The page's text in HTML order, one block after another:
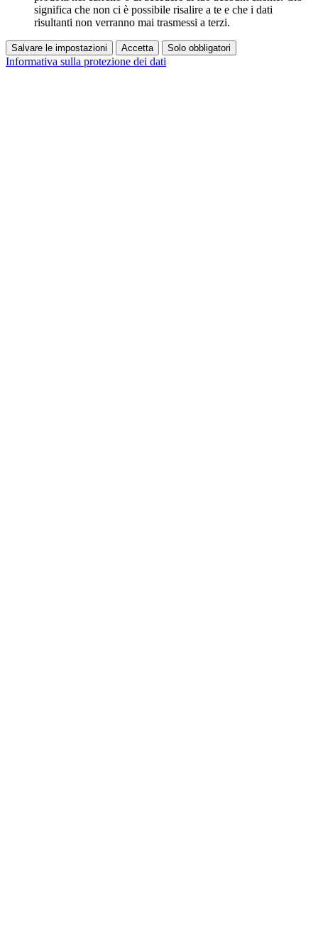
significa che non ci è possibile risalire a te e che i dati
risultanti non verranno mai trasmessi a terzi.
Salvare le impostazioni Accetta Solo obbligatori
Informativa sulla protezione dei dati